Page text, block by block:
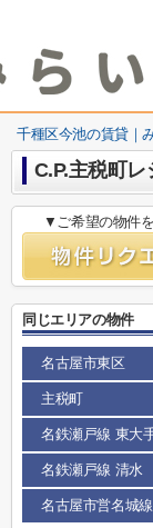
千種区今池の賃貸｜
C.P.主税町レ
▼ご希望の物件
同じエリアの物件
名古屋市東区
主税町
名鉄瀬戸線 東大
名鉄瀬戸線 清水
名古屋市営名城